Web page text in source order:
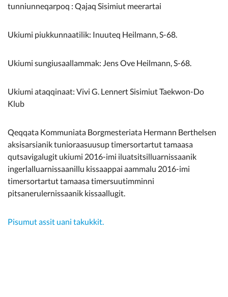
tunniunneqarpoq : Qajaq Sisimiut meerartai
Ukiumi piukkunnaatilik: Inuuteq Heilmann, S-68.
Ukiumi sungiusaallammak: Jens Ove Heilmann, S-68.
Ukiumi ataqqinaat: Vivi G. Lennert Sisimiut Taekwon-Do
Klub
Qeqqata Kommuniata Borgmesteriata Hermann Berthelsen
aksisarsianik tunioraasuusup timersortartut tamaasa
qutsavigalugit ukiumi 2016-imi iluatsitsilluarnissaanik
ingerlalluarnissaanillu kissaappai aammalu 2016-imi
timersortartut tamaasa timersuutimminni
pitsanerulernissaanik kissaallugit.
Pisumut assit uani takukkit.